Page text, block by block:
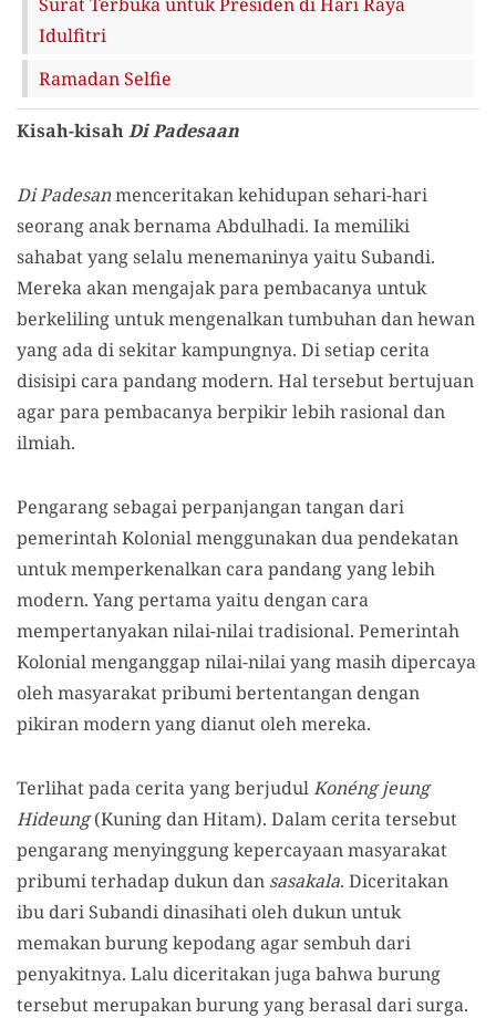
Idulfitri
Ramadan Selfie
Kisah-kisahDi Padesaan
Di Padesanmenceritakan kehidupan sehari-hari
seorang anak bernama Abdulhadi. Ia memiliki
sahabat yang selalu menemaninya yaitu Subandi.
Mereka akan mengajak para pembacanya untuk
berkeliling untuk mengenalkan tumbuhan dan hewan
yang ada di sekitar kampungnya. Di setiap cerita
disisipi cara pandang modern. Hal tersebut bertujuan
agar para pembacanya berpikir lebih rasional dan
ilmiah.
Pengarang sebagai perpanjangan tangan dari
pemerintah Kolonial menggunakan dua pendekatan
untuk memperkenalkan cara pandang yang lebih
modern. Yang pertama yaitu dengan cara
mempertanyakan nilai-nilai tradisional. Pemerintah
Kolonial menganggap nilai-nilai yang masih dipercaya
oleh masyarakat pribumi bertentangan dengan
pikiran modern yang dianut oleh mereka.
Terlihat pada cerita yang berjudulKonéng jeung
Hideung(Kuning dan Hitam). Dalam cerita tersebut
pengarang menyinggung kepercayaan masyarakat
pribumi terhadap dukun dan sasakala. Diceritakan
ibu dari Subandi dinasihati oleh dukun untuk
memakan burung kepodang agar sembuh dari
penyakitnya. Lalu diceritakan juga bahwa burung
tersebut merupakan burung yang berasal dari surga.